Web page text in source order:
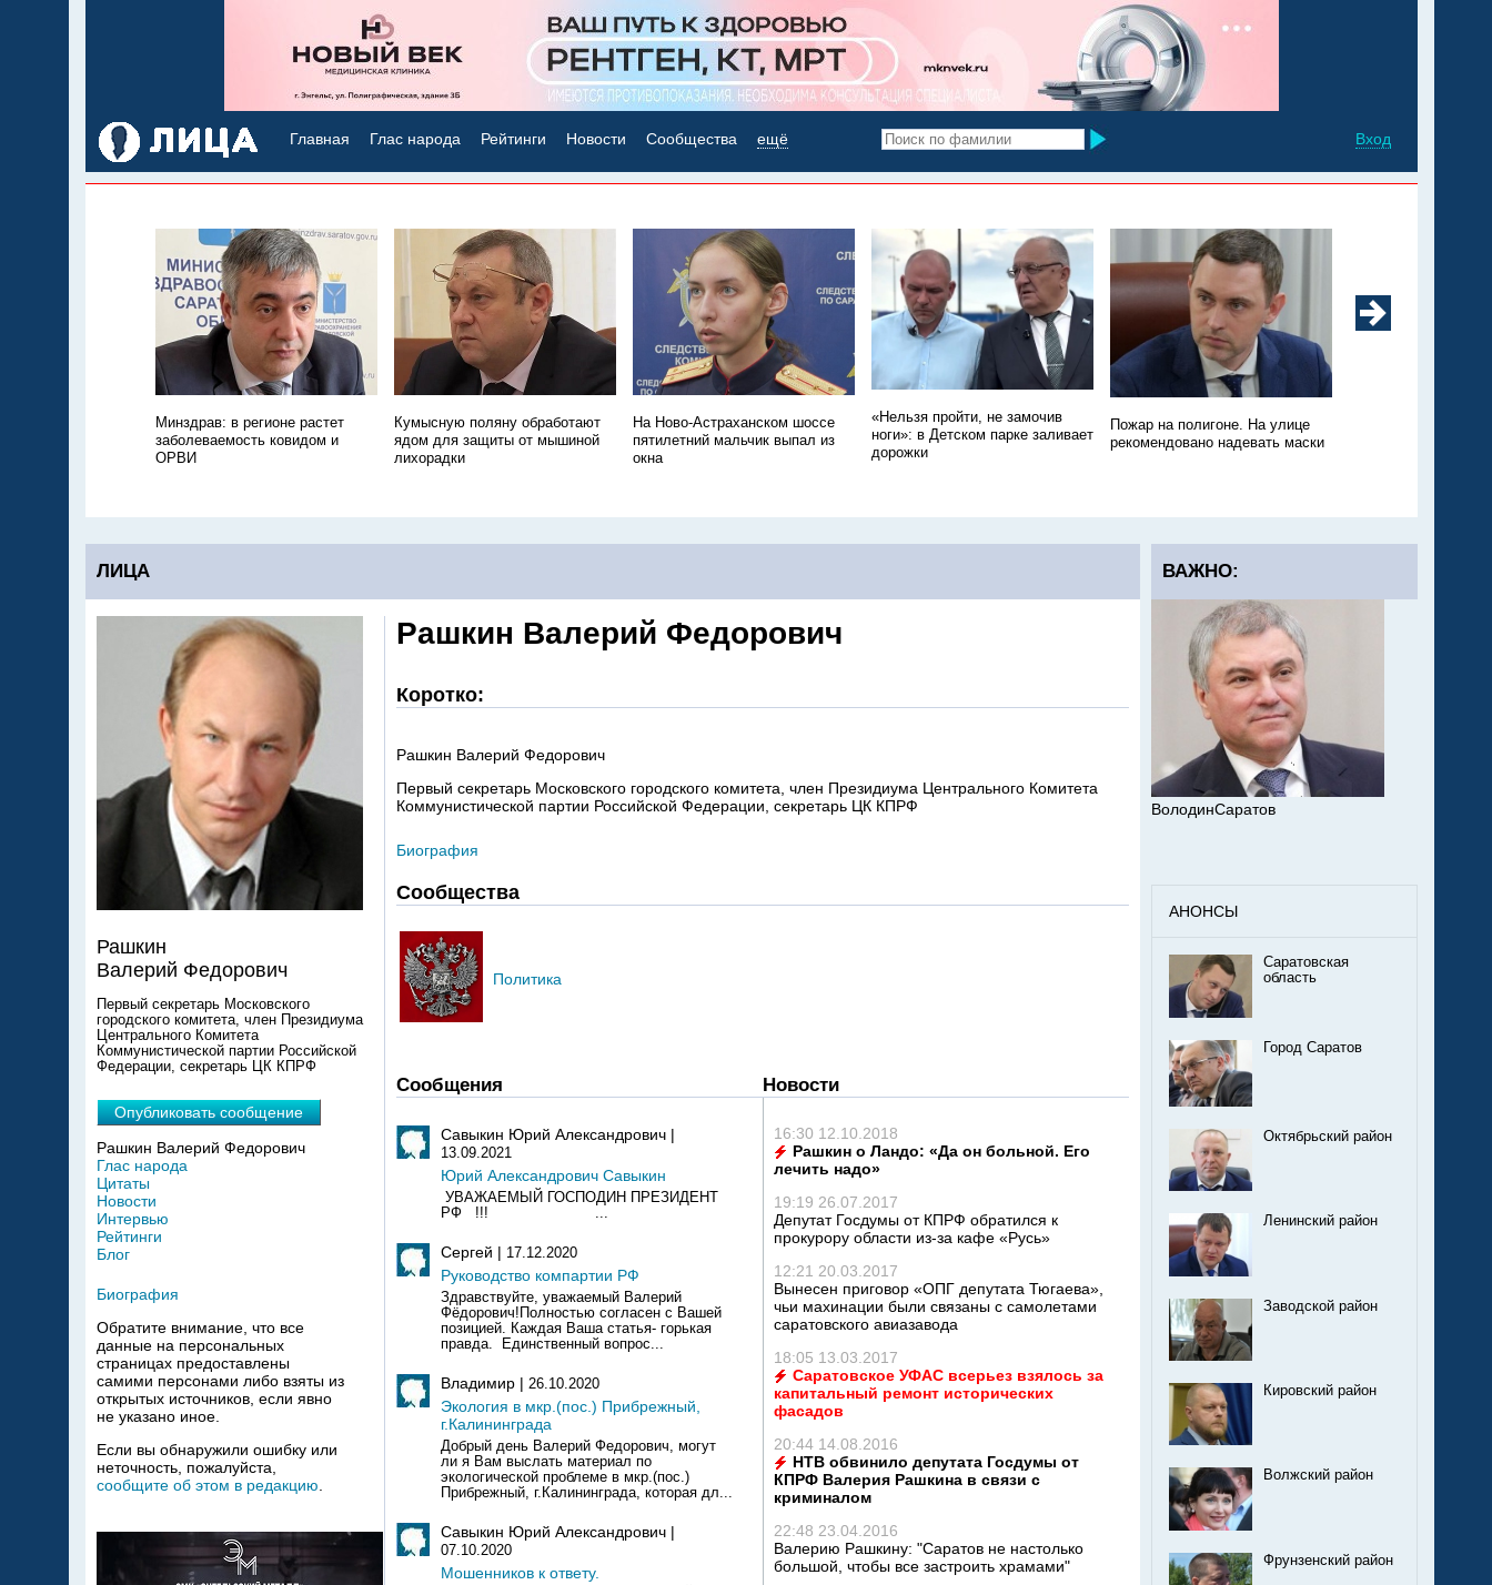
Вход
Главная Глас народа Рейтинги Новости Сообщества ещё
Минздрав: в регионе растет
заболеваемость ковидом и
ОРВИ
Кумысную поляну обработают
ядом для защиты от мышиной
лихорадки
На Ново-Астраханском шоссе
пятилетний мальчик выпал из
окна
«Нельзя пройти, не замочив
ноги»: в Детском парке заливает
дорожки
Пожар на полигоне. На улице
рекомендовано надевать маски
ЛИЦА
Рашкин Валерий Федорович
Коротко:
Рашкин Валерий Федорович
Первый секретарь Московского городского комитета, член Президиума Центрального Комитета
Коммунистической партии Российской Федерации, секретарь ЦК КПРФ
Биография
Сообщества
Политика
Новости
Сообщения
16:30 12.10.2018
Рашкин о Ландо: «Да он больной. Его
лечить надо»
19:19 26.07.2017
Депутат Госдумы от КПРФ обратился к
прокурору области из-за кафе «Русь»
12:21 20.03.2017
Вынесен приговор «ОПГ депутата Тюгаева»,
чьи махинации были связаны с самолетами
саратовского авиазавода
18:05 13.03.2017
Саратовское УФАС всерьез взялось за
капитальный ремонт исторических
фасадов
20:44 14.08.2016
НТВ обвинило депутата Госдумы от
КПРФ Валерия Рашкина в связи с
криминалом
22:48 23.04.2016
Валерию Рашкину: "Саратов не настолько
большой, чтобы все застроить храмами"
Савыкин Юрий Александрович |
13.09.2021
Юрий Александрович Савыкин
УВАЖАЕМЫЙ ГОСПОДИН ПРЕЗИДЕНТ
РФ !!! ...
Сергей | 17.12.2020
Руководство компартии РФ
Здравствуйте, уважаемый Валерий
Фёдорович!Полностью согласен с Вашей
позицией. Каждая Ваша статья- горькая
правда. Единственный вопрос...
Владимир | 26.10.2020
Экология в мкр.(пос.) Прибрежный,
г.Калининграда
Добрый день Валерий Федорович, могут
ли я Вам выслать материал по
экологической проблеме в мкр.(пос.)
Прибрежный, г.Калининграда, которая дл...
Савыкин Юрий Александрович |
07.10.2020
Мошенников к ответу.
Рашкин
Валерий Федорович
Первый секретарь Московского
городского комитета, член Президиума
Центрального Комитета
Коммунистической партии Российской
Федерации, секретарь ЦК КПРФ
Опубликовать сообщение
Рашкин Валерий Федорович
Глас народа
Цитаты
Новости
Интервью
Рейтинги
Блог
Биография
Обратите внимание, что все
данные на персональных
страницах предоставлены
самими персонами либо взяты из
открытых источников, если явно
не указано иное.
Если вы обнаружили ошибку или
неточность, пожалуйста,
сообщите об этом в редакцию
ВАЖНО:
ВолодинСаратов
АНОНСЫ
Саратовская
область
Город Саратов
Октябрьский район
Ленинский район
Заводской район
Кировский район
Волжский район
Фрунзенский район